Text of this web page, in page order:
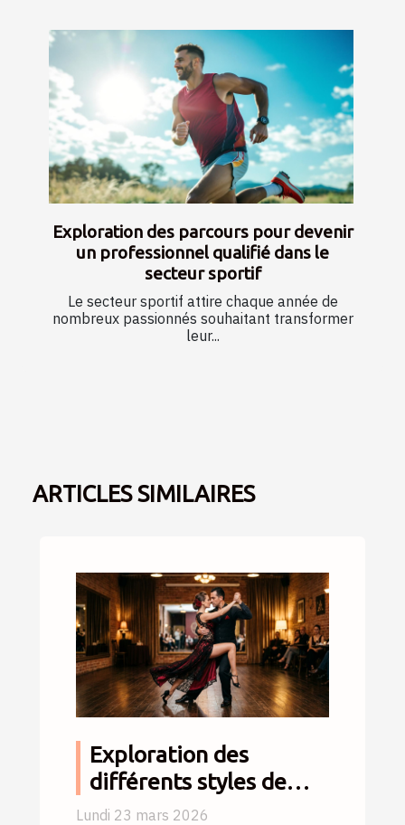
Exploration des parcours pour devenir
un professionnel qualifié dans le
secteur sportif
Le secteur sportif attire chaque année de
nombreux passionnés souhaitant transformer
leur...
ARTICLES SIMILAIRES
Exploration des
différents styles de
tango argentin
Lundi 23 mars 2026